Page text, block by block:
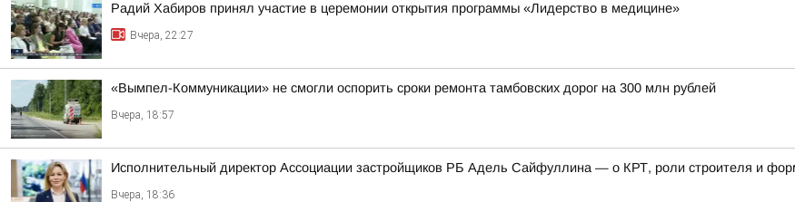
Радий Хабиров принял участие в церемонии открытия программы «Лидерство в медицине»
Вчера, 22:27
«Вымпел-Коммуникации» не смогли оспорить сроки ремонта тамбовских дорог на 300 млн рублей
Вчера, 18:57
Исполнительный директор Ассоциации застройщиков РБ Адель Сайфуллина — о КРТ, роли строителя и
Вчера, 18:36